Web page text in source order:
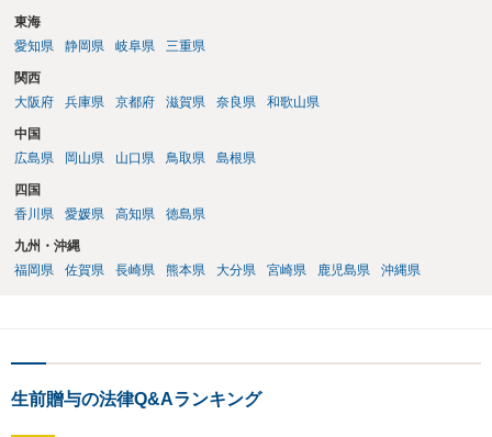
東海
愛知県
静岡県 岐阜県 三重県
関西
大阪府
兵庫県 京都府 滋賀県 奈良県 和歌山県
中国
広島県
岡山県 山口県 鳥取県 島根県
四国
香川県
愛媛県 高知県 徳島県
九州・沖縄
福岡県
佐賀県 長崎県 熊本県 大分県 宮崎県 鹿児島県 沖縄県
生前贈与の法律Q&Aランキング